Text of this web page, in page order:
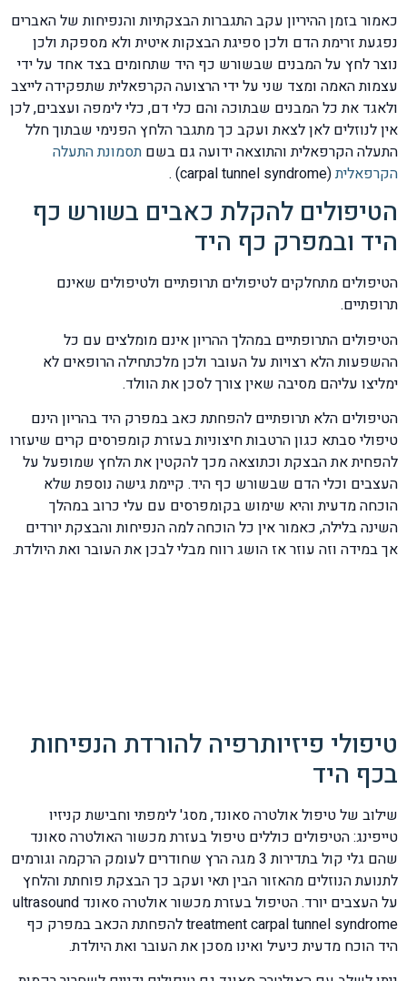
כאמור בזמן ההיריון עקב התגברות הבצקתיות והנפיחות של האברים
נפגעת זרימת הדם ולכן ספיגת הבצקות איטית ולא מספקת ולכן
נוצר לחץ על המבנים שבשורש כף היד שתחומים בצד אחד על ידי
עצמות האמה ומצד שני על ידי הרצועה הקרפאלית שתפקידה לייצב
ולאגד את כל המבנים שבתוכה והם כלי דם, כלי לימפה ועצבים, לכן
אין לנוזלים לאן לצאת ועקב כך מתגבר הלחץ הפנימי שבתוך חלל
התעלה הקרפאלית והתוצאה ידועה גם בשם תסמונת התעלה
הקרפאלית(carpal tunnel syndrome) .
הטיפולים להקלת כאבים בשורש כף
היד ובמפרק כף היד
הטיפולים מתחלקים לטיפולים תרופתיים ולטיפולים שאינם
תרופתיים.
הטיפולים התרופתיים במהלך ההריון אינם מומלצים עם כל
ההשפעות הלא רצויות על העובר ולכן מלכתחילה הרופאים לא
ימליצו עליהם מסיבה שאין צורך לסכן את הוולד.
הטיפולים הלא תרופתיים להפחתת כאב במפרק היד בהריון הינם
טיפולי סבתא כגון הרטבות חיצוניות בעזרת קומפרסים קרים שיעזרו
להפחית את הבצקת וכתוצאה מכך להקטין את הלחץ שמופעל על
העצבים וכלי הדם שבשורש כף היד. קיימת גישה נוספת שלא
הוכחה מדעית והיא שימוש בקומפרסים עם עלי כרוב במהלך
השינה בלילה, כאמור אין כל הוכחה למה הנפיחות והבצקת יורדים
אך במידה וזה עוזר אז הושג רווח מבלי לבכן את העובר ואת היולדת.
טיפולי פיזיותרפיה להורדת הנפיחות
בכף היד
שילוב של טיפול אולטרה סאונד, מסג' לימפתי וחבישת קניזיו
טייפינג: הטיפולים כוללים טיפול בעזרת מכשור האולטרה סאונד
שהם גלי קול בתדירות 3 מגה הרץ שחודרים לעומק הרקמה וגורמים
לתנועת הנוזלים מהאזור הבין תאי ועקב כך הבצקת פוחתת והלחץ
על העצבים יורד. הטיפול בעזרת מכשור אולטרה סאונד ultrasound
treatment carpal tunnel syndrome להפחתת הכאב במפרק כף
היד הוכח מדעית כיעיל ואינו מסכן את העובר ואת היולדת.